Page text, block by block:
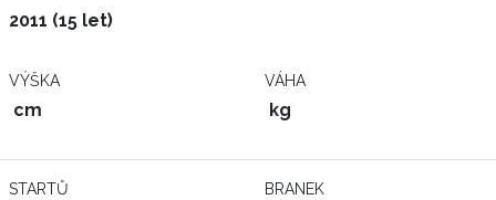
2011 (15 let)
VÝŠKA
cm
VÁHA
kg
STARTŮ BRANEK